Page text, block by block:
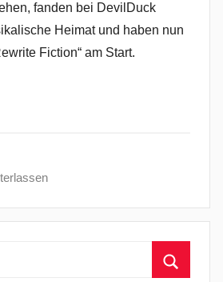
fanden bei DevilDuck
Heimat und haben nun
Fiction“ am Start.